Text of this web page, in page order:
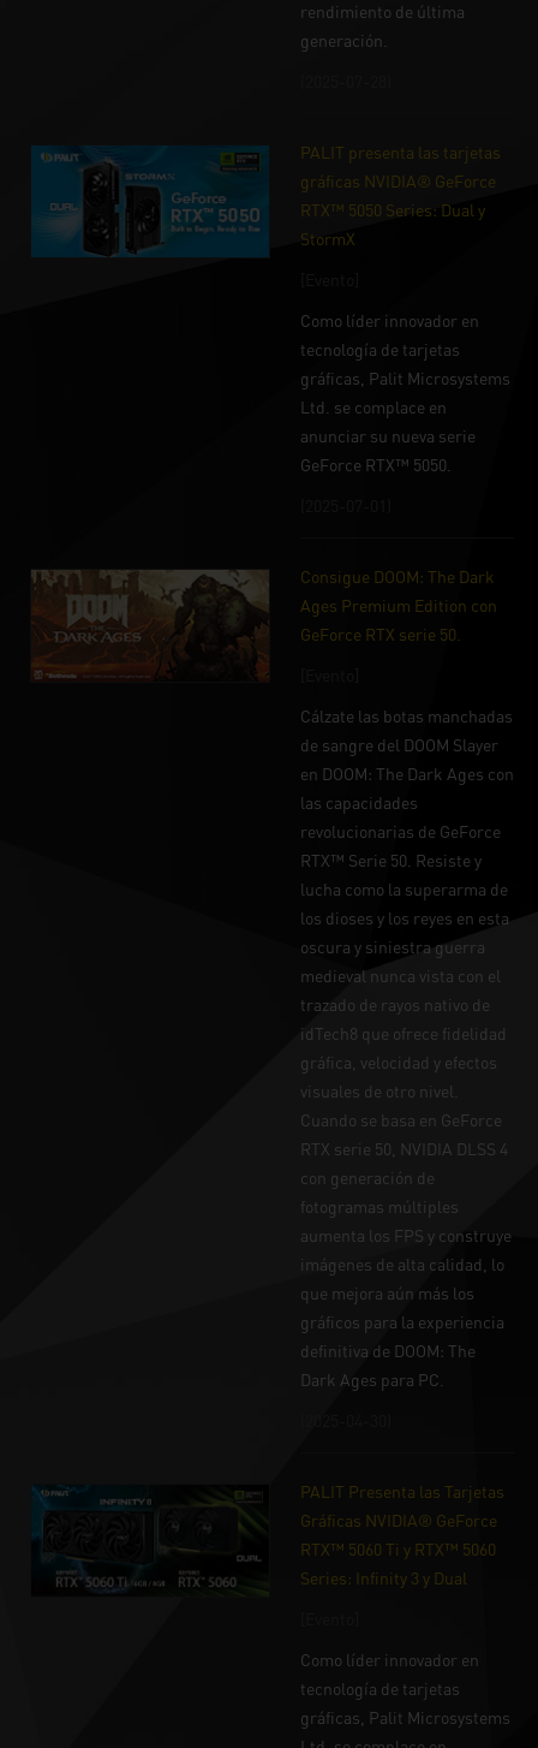
rendimiento de última
generación.
PALIT presenta las tarjetas
gráficas NVIDIA® GeForce
RTX™ 5050 Series: Dual y
StormX
Como líder innovador en
tecnología de tarjetas
gráficas, Palit Microsystems
Ltd. se complace en
anunciar su nueva serie
GeForce RTX™ 5050.
Consigue DOOM: The Dark
Ages Premium Edition con
GeForce RTX serie 50.
Cálzate las botas manchadas
de sangre del DOOM Slayer
en DOOM: The Dark Ages con
las capacidades
revolucionarias de GeForce
RTX™ Serie 50. Resiste y
lucha como la superarma de
los dioses y los reyes en esta
oscura y siniestra guerra
medieval nunca vista con el
trazado de rayos nativo de
idTech8 que ofrece fidelidad
gráfica, velocidad y efectos
visuales de otro nivel.
Cuando se basa en GeForce
RTX serie 50, NVIDIA DLSS 4
con generación de
fotogramas múltiples
aumenta los FPS y construye
imágenes de alta calidad, lo
que mejora aún más los
gráficos para la experiencia
definitiva de DOOM: The
Dark Ages para PC.
PALIT Presenta las Tarjetas
Gráficas NVIDIA® GeForce
RTX™ 5060 Ti y RTX™ 5060
Series: Infinity 3 y Dual
Como líder innovador en
tecnología de tarjetas
gráficas, Palit Microsystems